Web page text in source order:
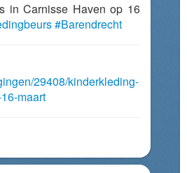
in Carnisse Haven op 16
#Barendrecht
29408/kinderkleding-
maart